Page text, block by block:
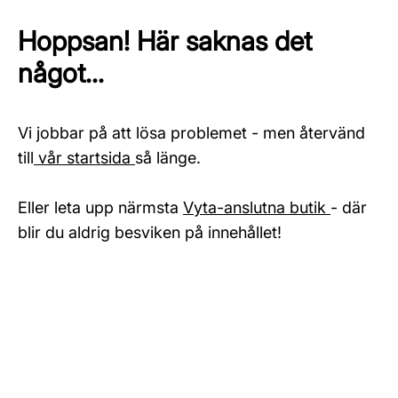
Hoppsan! Här saknas det
något...
Vi jobbar på att lösa problemet - men återvänd
till vår startsida så länge.
Eller leta upp närmsta Vyta-anslutna butik - där
blir du aldrig besviken på innehållet!